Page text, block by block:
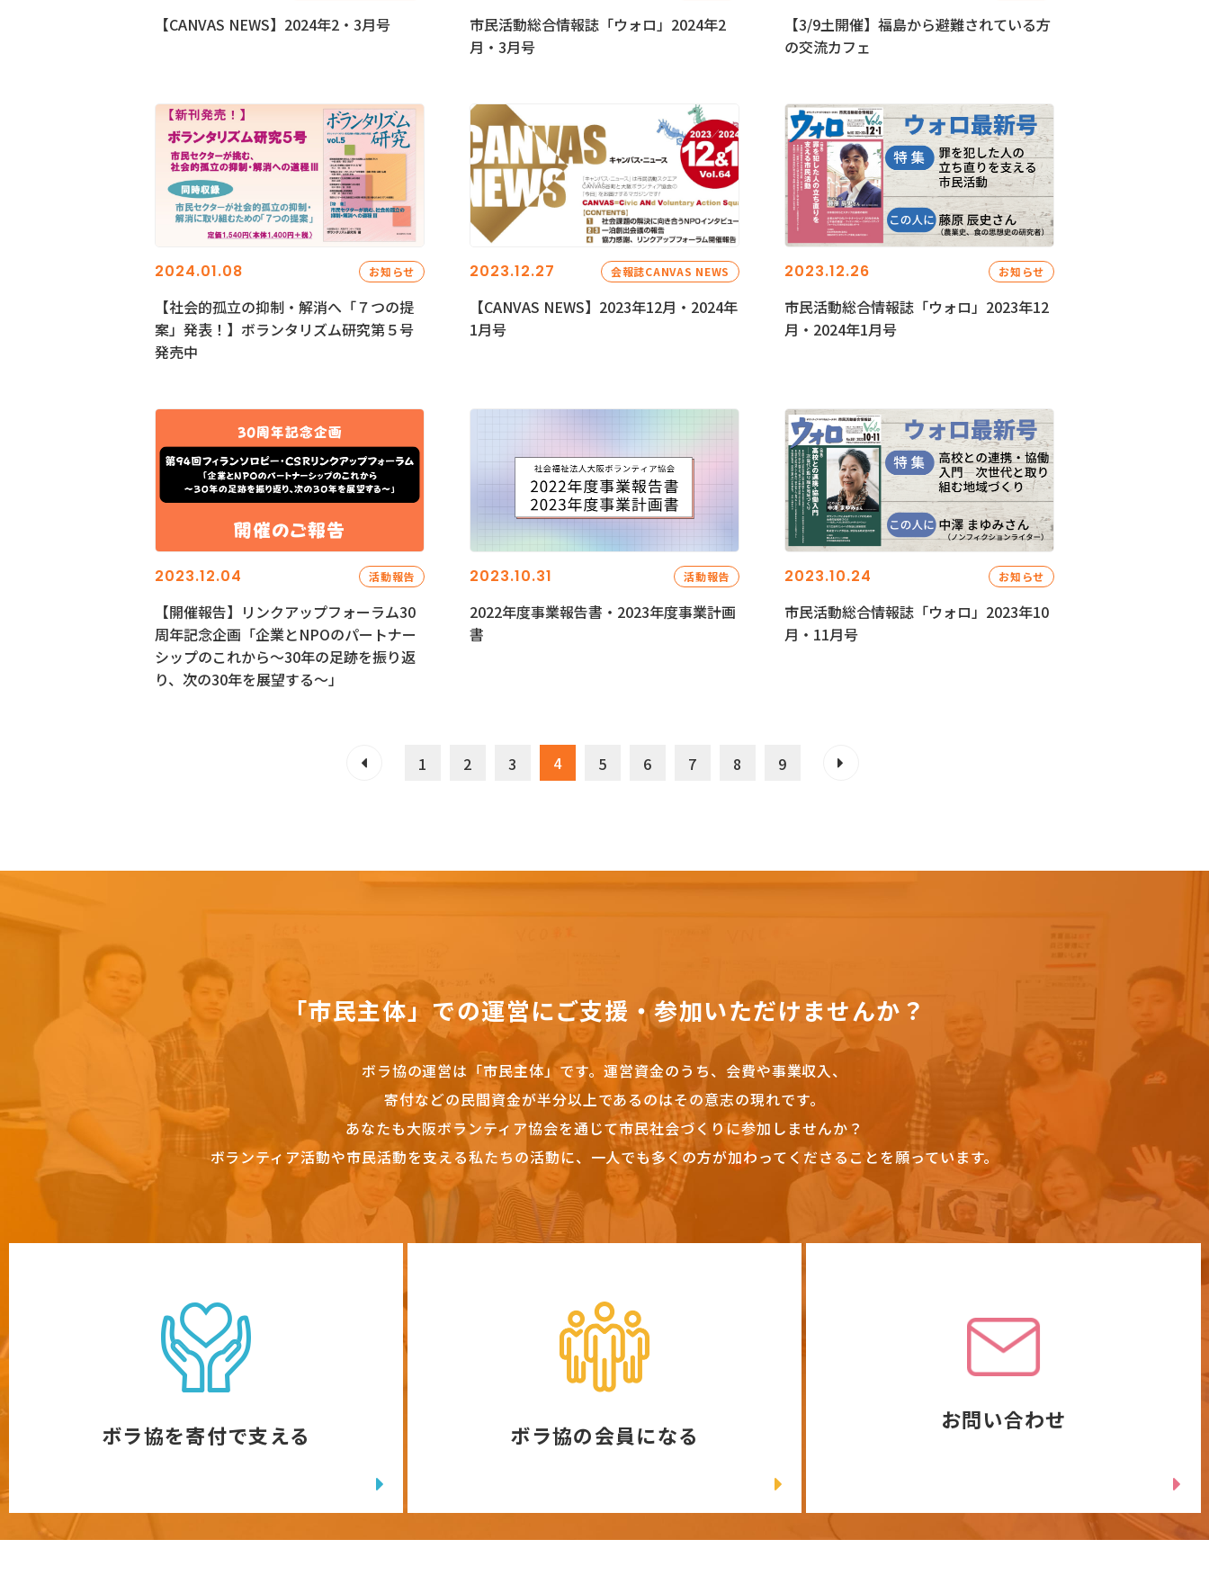
【CANVAS NEWS】2024年2・3月号
市民活動総合情報誌「ウォロ」2024年2
月・3月号
【3/9土開催】福島から避難されている方
の交流カフェ
2024.01.08 お知らせ
【社会的孤立の抑制・解消へ「７つの提
案」発表！】ボランタリズム研究第５号
発売中
2023.12.27 会報誌CANVAS NEWS
【CANVAS NEWS】2023年12月・2024年
1月号
2023.12.26 お知らせ
市民活動総合情報誌「ウォロ」2023年12
月・2024年1月号
2023.12.04 活動報告
【開催報告】リンクアップフォーラム30
周年記念企画「企業とNPOのパートナー
シップのこれから～30年の足跡を振り返
り、次の30年を展望する～」
2023.10.31 活動報告
2022年度事業報告書・2023年度事業計画
書
2023.10.24 お知らせ
市民活動総合情報誌「ウォロ」2023年10
月・11月号
1 2 3 4 5 6 7 8 9
「市民主体」での運営にご支援・参加いただけませんか？
ボラ協の運営は「市民主体」です。 運営資金のうち、会費や事業収入、
寄付などの民間資金が半分以上であるのはその意志の現れです。
あなたも大阪ボランティア協会を通じて市民社会づくりに参加しませんか？
ボランティア活動や市民活動を支える私たちの活動に、一人でも多くの方が加わってくださることを願っています。
ボラ協を寄付で支える ボラ協の会員になる
お問い合わせ